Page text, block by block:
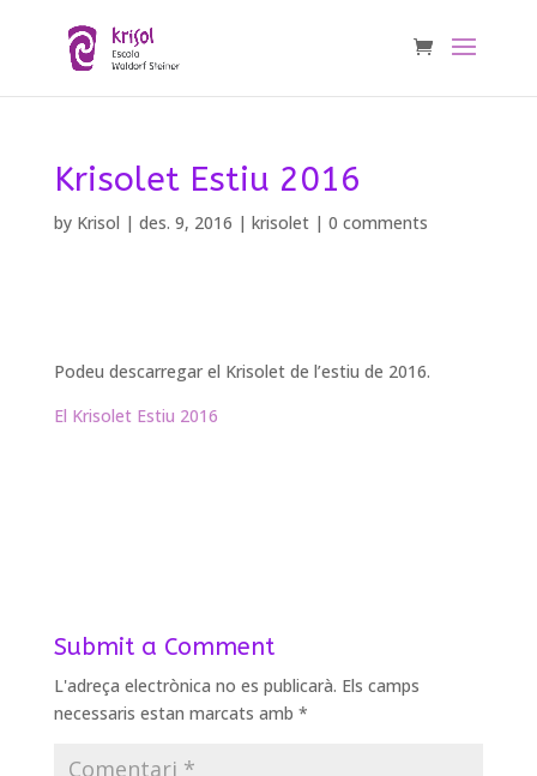
Krisolet Estiu 2016
by Krisol | des. 9, 2016 | krisolet| 0 comments
Podeu descarregar el Krisolet de l’estiu de 2016.
El Krisolet Estiu 2016
Submit a Comment
L'adreça electrònica no es publicarà. Els camps
necessaris estan marcats amb *